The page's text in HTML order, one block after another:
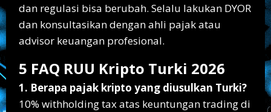
dan regulasi bisa berubah. Selalu lakukan DYOR
dan konsultasikan dengan ahli pajak atau
advisor keuangan profesional.
5 FAQ RUU Kripto Turki 2026
1. Berapa pajak kripto yang diusulkan Turki?
10% withholding tax atas keuntungan trading di